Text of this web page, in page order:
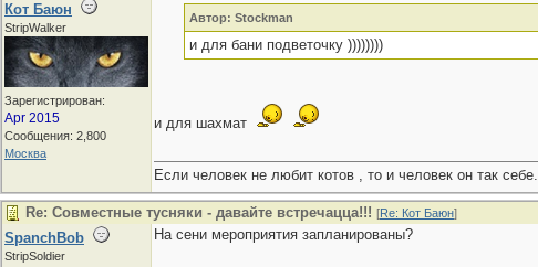
Кот Баюн
StripWalker
Зарегистрирован:
Apr 2015
Сообщения: 2,800
Москва
Автор: Stockman
и для бани подветочку ))))))))
и для шахмат
Если человек не любит котов , то и человек он так себе.
Re: Совместные тусняки - давайте встречацца!!! [Re: Кот Баюн]
SpanchBob
StripSoldier
На сени мероприятия запланированы?